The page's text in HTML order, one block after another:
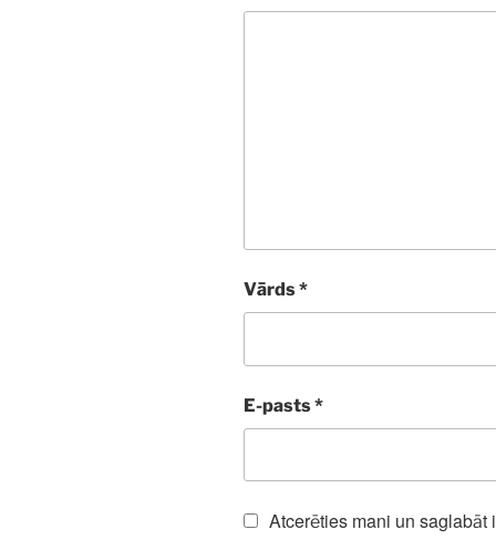
Vārds*
E-pasts*
Atcerēties mani un saglabāt